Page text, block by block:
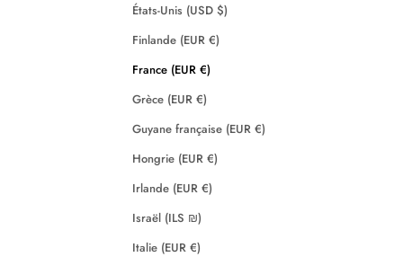
États-Unis (USD $)
Finlande (EUR €)
France (EUR €)
Grèce (EUR €)
Guyane française (EUR €)
Hongrie (EUR €)
Irlande (EUR €)
Israël (ILS ₪)
Italie (EUR €)